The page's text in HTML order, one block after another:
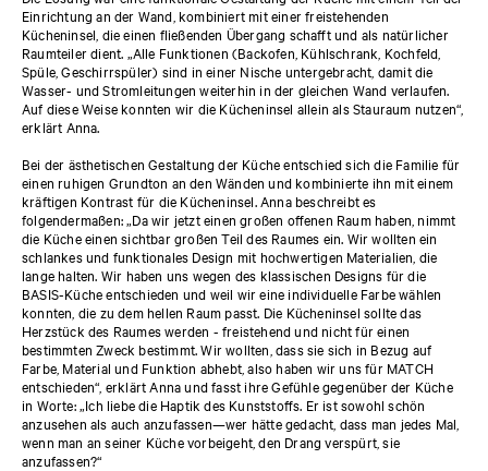
Einrichtung an der Wand, kombiniert mit einer freistehenden
Kücheninsel, die einen fließenden Übergang schafft und als natürlicher
Raumteiler dient. „Alle Funktionen (Backofen, Kühlschrank, Kochfeld,
Spüle, Geschirrspüler) sind in einer Nische untergebracht, damit die
Wasser- und Stromleitungen weiterhin in der gleichen Wand verlaufen.
Auf diese Weise konnten wir die Kücheninsel allein als Stauraum nutzen“,
erklärt Anna.
Bei der ästhetischen Gestaltung der Küche entschied sich die Familie für
einen ruhigen Grundton an den Wänden und kombinierte ihn mit einem
kräftigen Kontrast für die Kücheninsel. Anna beschreibt es
folgendermaßen: „Da wir jetzt einen großen offenen Raum haben, nimmt
die Küche einen sichtbar großen Teil des Raumes ein. Wir wollten ein
schlankes und funktionales Design mit hochwertigen Materialien, die
lange halten. Wir haben uns wegen des klassischen Designs für die
BASIS-Küche entschieden und weil wir eine individuelle Farbe wählen
konnten, die zu dem hellen Raum passt. Die Kücheninsel sollte das
Herzstück des Raumes werden - freistehend und nicht für einen
bestimmten Zweck bestimmt. Wir wollten, dass sie sich in Bezug auf
Farbe, Material und Funktion abhebt, also haben wir uns für MATCH
entschieden“, erklärt Anna und fasst ihre Gefühle gegenüber der Küche
in Worte: „Ich liebe die Haptik des Kunststoffs. Er ist sowohl schön
anzusehen als auch anzufassen—wer hätte gedacht, dass man jedes Mal,
wenn man an seiner Küche vorbeigeht, den Drang verspürt, sie
anzufassen?“